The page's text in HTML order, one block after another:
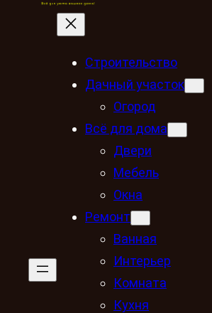
Строительство
Дачный участок
Огород
Всё для дома
Двери
Мебель
Окна
Ремонт
Ванная
Интерьер
Комната
Кухня